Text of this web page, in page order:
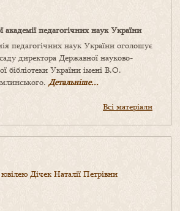
академії педагогічних наук України
педагогічних наук України оголошує
директора Державної науково-
бібліотеки України імені В.О.
Детальніше...
Всі матеріали
Дічек Наталії Петрівни